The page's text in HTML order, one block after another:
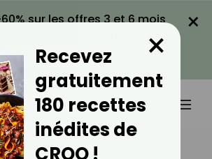
60% sur les offres 3 et 6 mois
VOIR LA PROMO
×
Bien-Être
Recevez
gratuitement
180 recettes
inédites de
×